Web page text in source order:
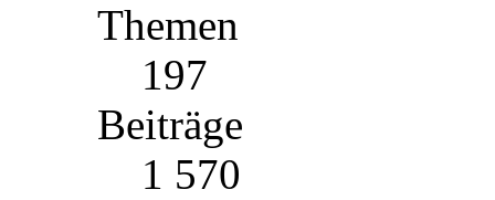
Themen
197
Beiträge
1 570